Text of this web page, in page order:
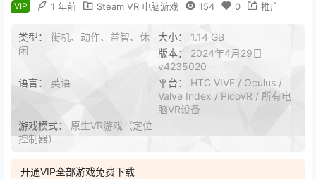
VIP 1 年前 Steam VR 电脑游戏 154 0 推广
类型： 街机、动作、益智、休
闲
大小： 1.14 GB
版本： 2024年4月29日
v4235020
语言： 英语 平台： HTC VIVE / Oculus /
Valve Index / PicoVR / 所有电
脑VR设备
游戏模式： 原生VR游戏（定位
控制器）
开通VIP全部游戏免费下载